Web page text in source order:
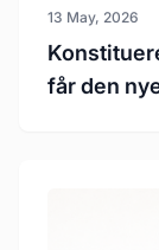
13 May, 2026
får den